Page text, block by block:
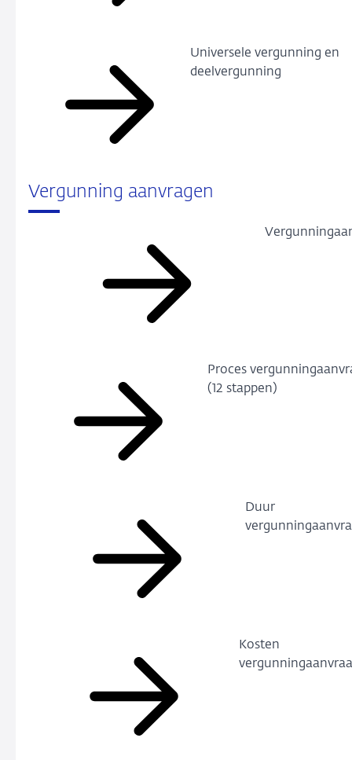
Universele vergunning en
deelvergunning
Vergunning aanvragen
Proces
(12 stappen)
Duur
Kosten